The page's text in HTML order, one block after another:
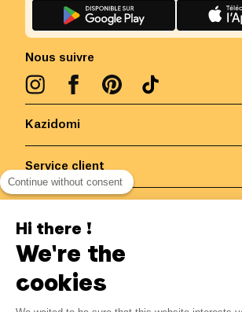
Kazidomi
Service client
Nous suivre
Belgique/FR
Continue without consent
Hi there !
We're the
cookies